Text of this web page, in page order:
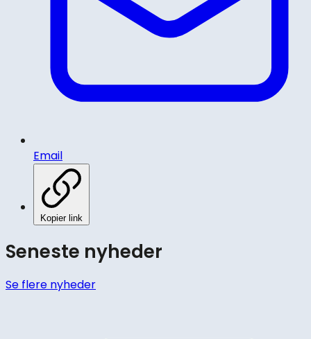
Email
Kopier link
Seneste nyheder
Se flere nyheder